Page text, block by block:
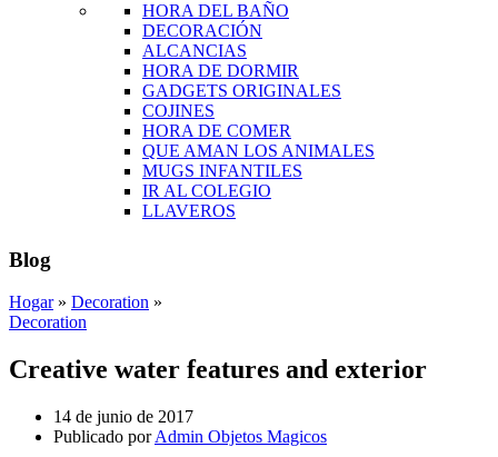
HORA DEL BAÑO
DECORACIÓN
ALCANCIAS
HORA DE DORMIR
GADGETS ORIGINALES
COJINES
HORA DE COMER
QUE AMAN LOS ANIMALES
MUGS INFANTILES
IR AL COLEGIO
LLAVEROS
Blog
Hogar» Decoration »
Decoration
Creative water features and exterior
14 de junio de 2017
Publicado porAdmin Objetos Magicos